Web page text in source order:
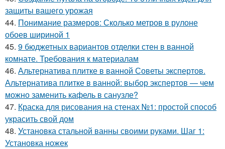
защиты вашего урожая
44. Понимание размеров: Сколько метров в рулоне
обоев шириной 1
45. 9 бюджетных вариантов отделки стен в ванной
комнате. Требования к материалам
46. Альтернатива плитке в ванной Советы экспертов.
Альтернатива плитке в ванной: выбор экспертов — чем
можно заменить кафель в санузле?
47. Краска для рисования на стенах №1: простой способ
украсить свой дом
48. Установка стальной ванны своими руками. Шаг 1:
Установка ножек